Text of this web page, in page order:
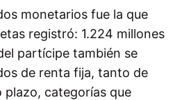
monetarios fue la que
registró: 1.224 millones
partícipe también se
de renta fija, tanto de
categorías que